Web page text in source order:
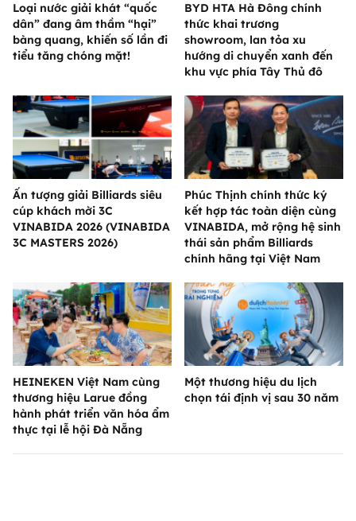
Loại nước giải khát “quốc
dân” đang âm thầm “hại”
bàng quang, khiến số lần đi
tiểu tăng chóng mặt!
BYD HTA Hà Đông chính
thức khai trương
showroom, lan tỏa xu
hướng di chuyển xanh đến
khu vực phía Tây Thủ đô
Ấn tượng giải Billiards siêu
cúp khách mời 3C
VINABIDA 2026 (VINABIDA
3C MASTERS 2026)
Phúc Thịnh chính thức ký
kết hợp tác toàn diện cùng
VINABIDA, mở rộng hệ sinh
thái sản phẩm Billiards
chính hãng tại Việt Nam
HEINEKEN Việt Nam cùng
thương hiệu Larue đồng
hành phát triển văn hóa ẩm
thực tại lễ hội Đà Nẵng
Một thương hiệu du lịch
chọn tái định vị sau 30 năm